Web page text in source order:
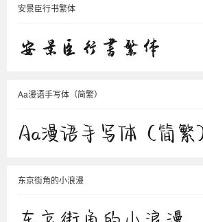
安景臣行书繁体
Aa漫语手写体（简繁）
东京街角的小浪漫